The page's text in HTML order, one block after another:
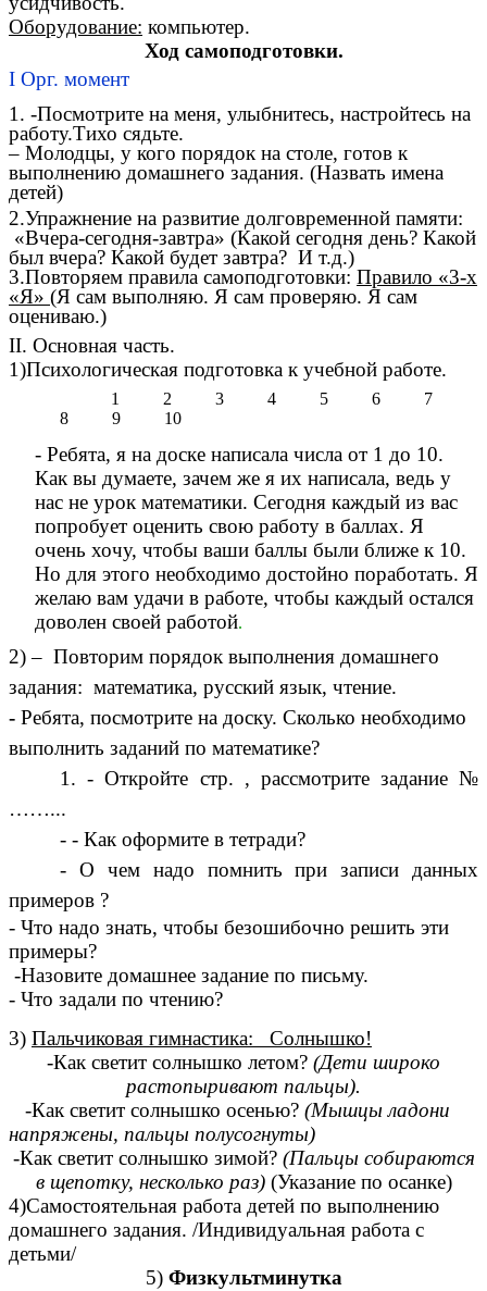
Оборудование: компьютер.
Ход самоподготовки.
I Орг. момент
1. -Посмотрите на меня, улыбнитесь, настройтесь на
работу.Тихо сядьте.
– Молодцы, у кого порядок на столе, готов к
выполнению домашнего задания. (Назвать имена
детей)
2.Упражнение на развитие долговременной памяти:
«Вчера-сегодня-завтра» (Какой сегодня день? Какой
был вчера? Какой будет завтра? И т.д.)
3.Повторяем правила самоподготовки: Правило «3-х
«Я» (Я сам выполняю. Я сам проверяю. Я сам
оцениваю.)
II. Основная часть.
1)Психологическая подготовка к учебной работе.
1 2 3 4 5 6 7
8 9 10
- Ребята, я на доске написала числа от 1 до 10.
Как вы думаете, зачем же я их написала, ведь у
нас не урок математики. Сегодня каждый из вас
попробует оценить свою работу в баллах. Я
очень хочу, чтобы ваши баллы были ближе к 10.
Но для этого необходимо достойно поработать. Я
желаю вам удачи в работе, чтобы каждый остался
доволен своей работой.
2) – Повторим порядок выполнения домашнего
задания: математика, русский язык, чтение.
- Ребята, посмотрите на доску. Сколько необходимо
выполнить заданий по математике?
1. - Откройте стр. , рассмотрите задание №
……...
- - Как оформите в тетради?
- О чем надо помнить при записи данных
примеров ?
- Что надо знать, чтобы безошибочно решить эти
примеры?
-Назовите домашнее задание по письму.
- Что задали по чтению?
3) Пальчиковая гимнастика: Солнышко!
-Как светит солнышко летом? (Дети широко
растопыривают пальцы).
-Как светит солнышко осенью? (Мышцы ладони
напряжены, пальцы полусогнуты)
-Как светит солнышко зимой? (Пальцы собираются
в щепотку, несколько раз)(Указание по осанке)
4)Самостоятельная работа детей по выполнению
домашнего задания. /Индивидуальная работа с
детьми/
5) Физкультминутка